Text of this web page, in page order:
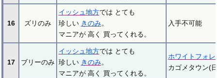
16 ズリのみ
イッシュ地方では とても
珍しい きのみ。
マニアが 高く 買ってくれる。
入手不可能
17 ブリーのみ
イッシュ地方では とても
珍しい きのみ。
マニアが 高く 買ってくれる。
ホワイトフォレ
カゴメタウン(